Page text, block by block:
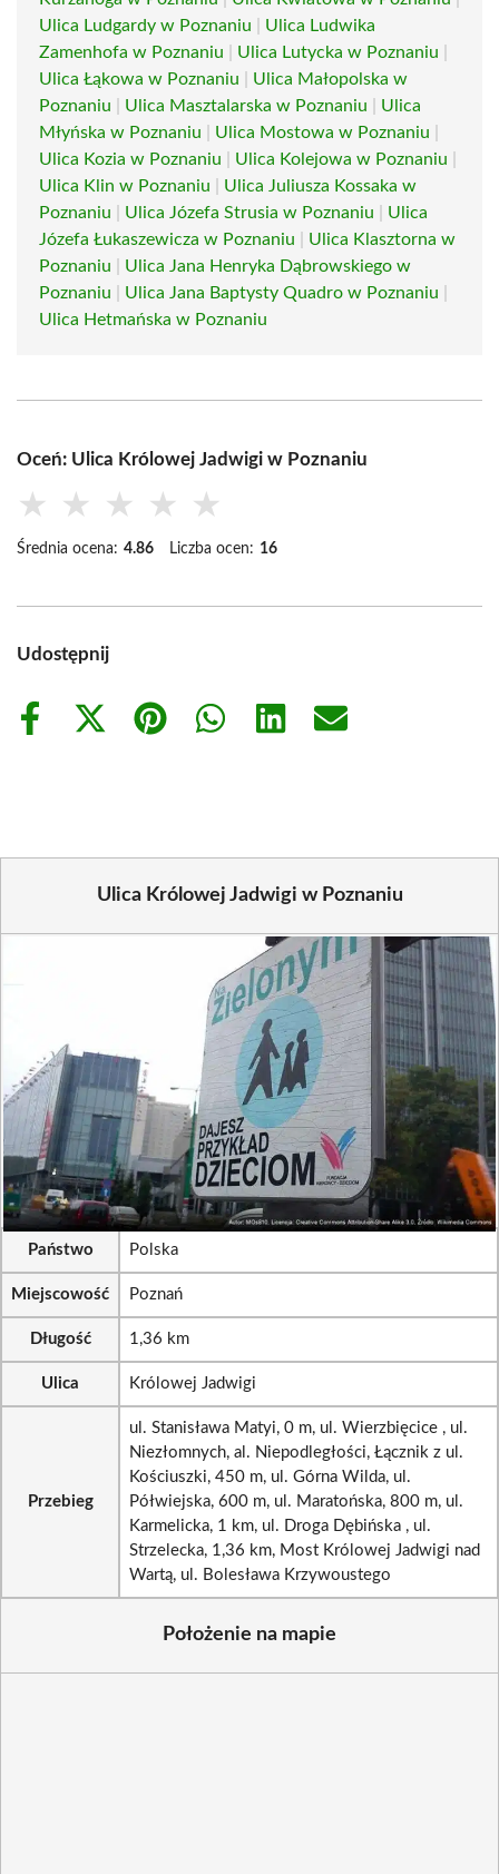
Ulica Ludgardy w Poznaniu
Ulica Ludwika
Zamenhofa w Poznaniu
Ulica Lutycka w Poznaniu
Ulica Łąkowa w Poznaniu
Ulica Małopolska w
Poznaniu
Ulica Masztalarska w Poznaniu
Ulica
Młyńska w Poznaniu
Ulica Mostowa w Poznaniu
Ulica Kozia w Poznaniu
Ulica Kolejowa w Poznaniu
Ulica Klin w Poznaniu
Ulica Juliusza Kossaka w
Poznaniu
Ulica Józefa Strusia w Poznaniu
Ulica
Józefa Łukaszewicza w Poznaniu
Ulica Klasztorna w
Poznaniu
Ulica Jana Henryka Dąbrowskiego w
Poznaniu
Ulica Jana Baptysty Quadro w Poznaniu
Ulica Hetmańska w Poznaniu
Oceń: Ulica Królowej Jadwigi w Poznaniu
★ ★ ★ ★ ★
Średnia ocena: 4.86 Liczba ocen: 16
Udostępnij
Share
Share
Share
Share
Share
Share
Ulica Królowej Jadwigi w Poznaniu
Państwo Polska
Miejscowość Poznań
Długość 1,36 km
Ulica Królowej Jadwigi
Przebieg
ul. Stanisława Matyi, 0 m, ul. Wierzbięcice , ul.
Niezłomnych, al. Niepodległości, Łącznik z ul.
Kościuszki, 450 m, ul. Górna Wilda, ul.
Półwiejska, 600 m, ul. Maratońska, 800 m, ul.
Karmelicka, 1 km, ul. Droga Dębińska , ul.
Strzelecka, 1,36 km, Most Królowej Jadwigi nad
Wartą, ul. Bolesława Krzywoustego
Położenie na mapie